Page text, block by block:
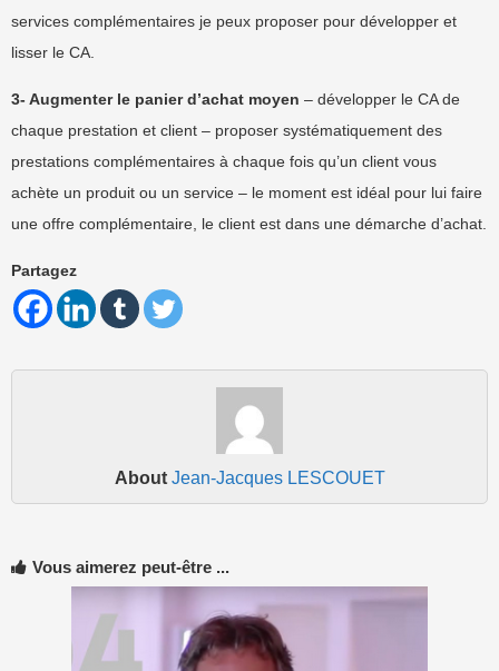
services complémentaires je peux proposer pour développer et
lisser le CA.
3- Augmenter le panier d’achat moyen – développer le CA de
chaque prestation et client – proposer systématiquement des
prestations complémentaires à chaque fois qu’un client vous
achète un produit ou un service – le moment est idéal pour lui faire
une offre complémentaire, le client est dans une démarche d’achat.
Partagez
About Jean-Jacques LESCOUET
Vous aimerez peut-être ...